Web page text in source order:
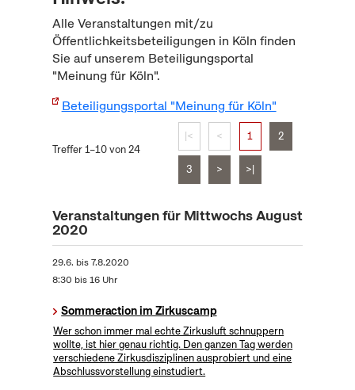
Alle Veranstaltungen mit/zu
Öffentlichkeitsbeteiligungen in Köln finden
Sie auf unserem Beteiligungsportal
"Meinung für Köln".
Beteiligungsportal "Meinung für Köln"
Treffer 1–10 von 24
|< < 1 2
3 > >|
Veranstaltungen für Mittwochs August
2020
29.6. bis7.8.2020
8:30 bis 16 Uhr
Sommeraction im Zirkuscamp
Wer schon immer mal echte Zirkusluft schnuppern
wollte, ist hier genau richtig. Den ganzen Tag werden
verschiedene Zirkusdisziplinen ausprobiert und eine
Abschlussvorstellung einstudiert.